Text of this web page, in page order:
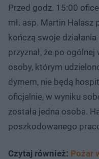
Przed godz. 15:00
mł. asp. Martin Halasz
kończą swoje
przyznał, że po
osoby, którym
dymem, nie będą
oficjalnie, w wyniku
została jedna osoba.
poszkodowanego
Czytaj również: Pożar